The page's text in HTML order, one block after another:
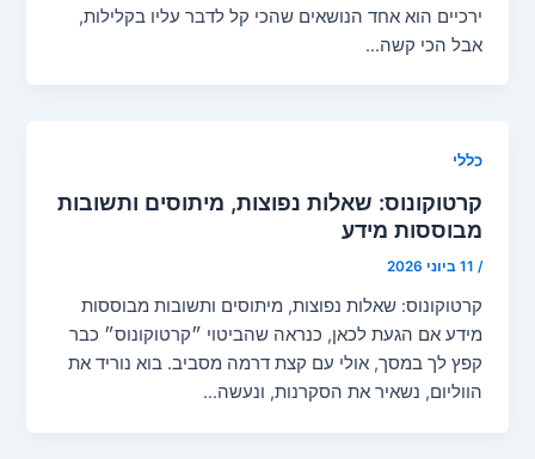
ירכיים הוא אחד הנושאים שהכי קל לדבר עליו בקלילות,
אבל הכי קשה…
כללי
קרטוקונוס: שאלות נפוצות, מיתוסים ותשובות
מבוססות מידע
/ 11 ביוני 2026
קרטוקונוס: שאלות נפוצות, מיתוסים ותשובות מבוססות
מידע אם הגעת לכאן, כנראה שהביטוי ״קרטוקונוס״ כבר
קפץ לך במסך, אולי עם קצת דרמה מסביב. בוא נוריד את
הווליום, נשאיר את הסקרנות, ונעשה…